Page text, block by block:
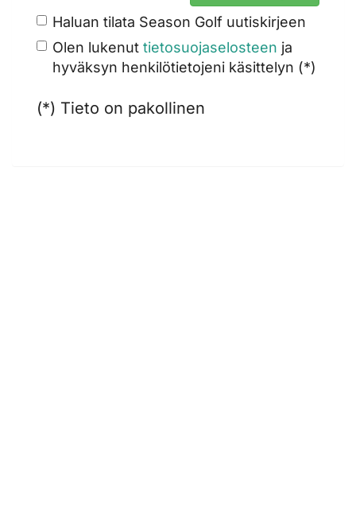
Haluan tilata Season Golf uutiskirjeen
Olen lukenut tietosuojaselosteen ja
hyväksyn henkilötietojeni käsittelyn (*)
(*) Tieto on pakollinen